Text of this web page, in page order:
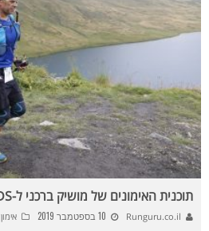
תוכנית האימונים של מושיק ברכני ל-TDS
Runguru.co.il 10 בספטמבר 2019 אימון